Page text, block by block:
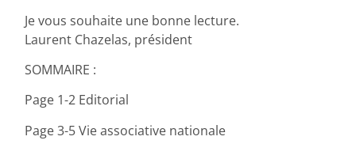
Je vous souhaite une bonne lecture.
Laurent Chazelas, président
SOMMAIRE :
Page 1-2 Editorial
Page 3-5 Vie associative nationale